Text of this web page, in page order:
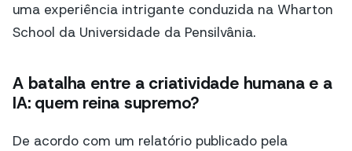
uma experiência intrigante conduzida na Wharton
School da Universidade da Pensilvânia.
A batalha entre a criatividade humana e a
IA: quem reina supremo?
De acordo com um relatório publicado pela